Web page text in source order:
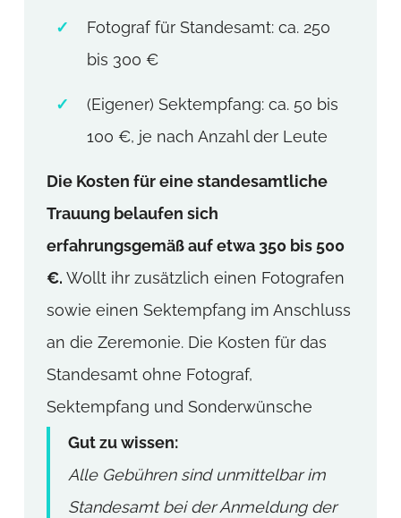
Fotograf für Standesamt: ca. 250
bis 300 €
(Eigener) Sektempfang: ca. 50 bis
100 €, je nach Anzahl der Leute
Die Kosten für eine standesamtliche
Trauung belaufen sich
erfahrungsgemäß auf etwa 350 bis 500
€. Wollt ihr zusätzlich einen Fotografen
sowie einen Sektempfang im Anschluss
an die Zeremonie. Die Kosten für das
Standesamt ohne Fotograf,
Sektempfang und Sonderwünsche
Gut zu wissen:
Alle Gebühren sind unmittelbar im
Standesamt bei der Anmeldung der